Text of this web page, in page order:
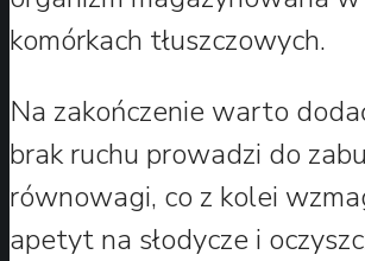
komórkach tłuszczowych.
Na zakończenie warto
brak ruchu prowadzi do
równowagi, co z kolei
apetyt na słodycze i